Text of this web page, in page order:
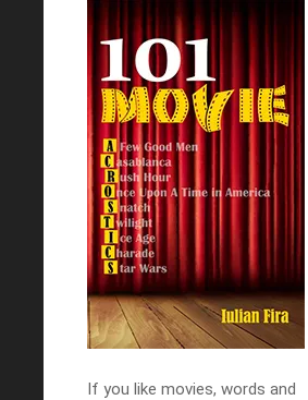
If you like movies, words and